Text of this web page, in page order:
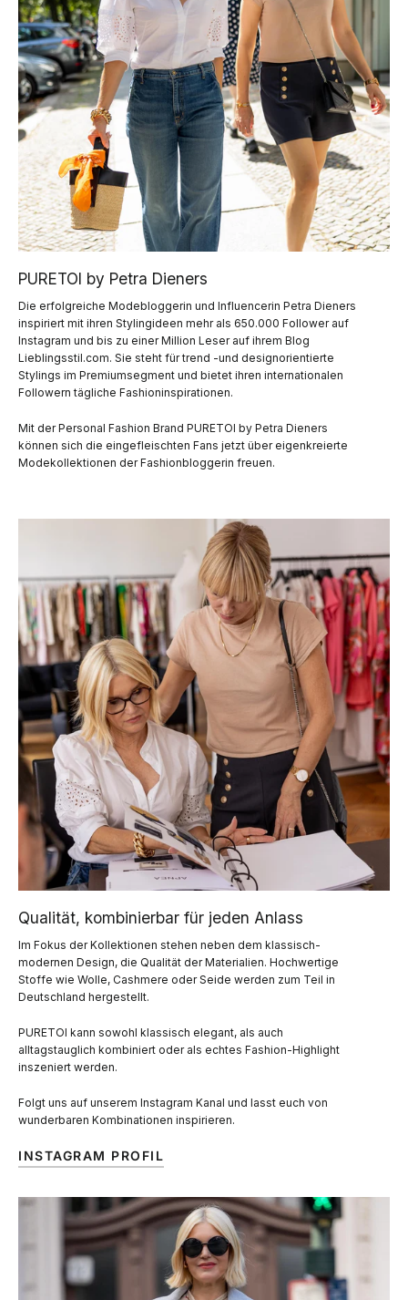
PURETOI by Petra Dieners
Die erfolgreiche Modebloggerin und Influencerin Petra Dieners
inspiriert mit ihren Stylingideen mehr als 650.000 Follower auf
Instagram und bis zu einer Million Leser auf ihrem Blog
Lieblingsstil.com. Sie steht für trend -und designorientierte
Stylings im Premiumsegment und bietet ihren internationalen
Followern tägliche Fashioninspirationen.
Mit der Personal Fashion Brand PURETOI by Petra Dieners
können sich die eingefleischten Fans jetzt über eigenkreierte
Modekollektionen der Fashionbloggerin freuen.
Qualität, kombinierbar für jeden Anlass
Im Fokus der Kollektionen stehen neben dem klassisch-
modernen Design, die Qualität der Materialien. Hochwertige
Stoffe wie Wolle, Cashmere oder Seide werden zum Teil in
Deutschland hergestellt.
PURETOI kann sowohl klassisch elegant, als auch
alltagstauglich kombiniert oder als echtes Fashion-Highlight
inszeniert werden.
Folgt uns auf unserem Instagram Kanal und lasst euch von
wunderbaren Kombinationen inspirieren.
INSTAGRAM PROFIL